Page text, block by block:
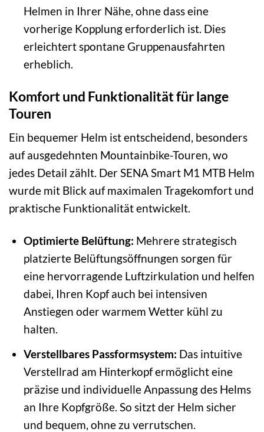
Helmen in Ihrer Nähe, ohne dass eine
vorherige Kopplung erforderlich ist. Dies
erleichtert spontane Gruppenausfahrten
erheblich.
Komfort und Funktionalität für lange
Touren
Ein bequemer Helm ist entscheidend, besonders
auf ausgedehnten Mountainbike-Touren, wo
jedes Detail zählt. Der SENA Smart M1 MTB Helm
wurde mit Blick auf maximalen Tragekomfort und
praktische Funktionalität entwickelt.
Optimierte Belüftung: Mehrere strategisch
platzierte Belüftungsöffnungen sorgen für
eine hervorragende Luftzirkulation und helfen
dabei, Ihren Kopf auch bei intensiven
Anstiegen oder warmem Wetter kühl zu
halten.
Verstellbares Passformsystem: Das intuitive
Verstellrad am Hinterkopf ermöglicht eine
präzise und individuelle Anpassung des Helms
an Ihre Kopfgröße. So sitzt der Helm sicher
und bequem, ohne zu verrutschen.